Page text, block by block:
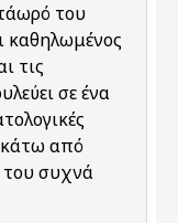
του
καθηλωμένος
τις
σε ένα
κάτω από
του συχνά